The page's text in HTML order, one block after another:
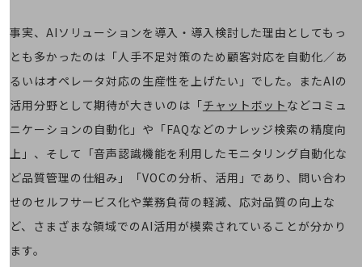
解決するヒントをお届けする記事サイト
新着記事
トレンド記事特集
中堅中小企業向け
サービス・ソリューション
課題やニーズに合ったサービスをご紹介し、
中堅中小企業のビジネスをサポート！
お悩みから見つけるTOP
事実、AIソリューションを導入・導入検討した理由としてもっ
とも多かったのは「人手不足対策のため顧客対応を自動化／あ
るいはオペレータ対応の生産性を上げたい」でした。またAIの
活用分野として期待が大きいのは「チャットボット などコミュ
ニケーションの自動化」や「FAQなどのナレッジ検索の精度向
上」、そして「音声認識機能を利用したモニタリング自動化な
ど品質管理の仕組み」「VOCの分析、活用」であり、問い合わ
せのセルフサービス化や業務負荷の軽減、応対品質の向上な
ど、さまざまな領域でのAI活用が模索されていることが分かり
ます。